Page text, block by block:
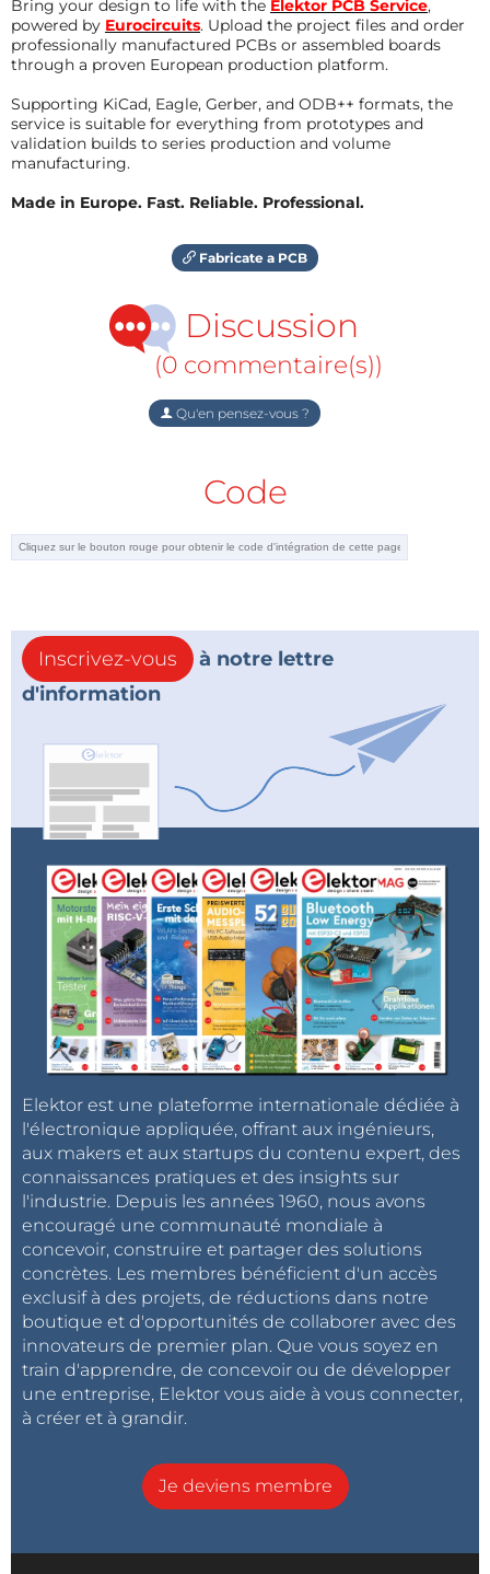
Bring your design to life with the Elektor PCB Service,
powered by Eurocircuits. Upload the project files and order
professionally manufactured PCBs or assembled boards
through a proven European production platform.
Supporting KiCad, Eagle, Gerber, and ODB++ formats, the
service is suitable for everything from prototypes and
validation builds to series production and volume
manufacturing.
Made in Europe. Fast. Reliable. Professional.
Fabricate a PCB
Discussion
(0 commentaire(s))
Qu'en pensez-vous ?
Code
Inscrivez-vous
à notre lettre
d'information
Elektor est une plateforme internationale dédiée à
l'électronique appliquée, offrant aux ingénieurs,
aux makers et aux startups du contenu expert, des
connaissances pratiques et des insights sur
l'industrie. Depuis les années 1960, nous avons
encouragé une communauté mondiale à
concevoir, construire et partager des solutions
concrètes. Les membres bénéficient d'un accès
exclusif à des projets, de réductions dans notre
boutique et d'opportunités de collaborer avec des
innovateurs de premier plan. Que vous soyez en
train d'apprendre, de concevoir ou de développer
une entreprise, Elektor vous aide à vous connecter,
à créer et à grandir.
Je deviens membre